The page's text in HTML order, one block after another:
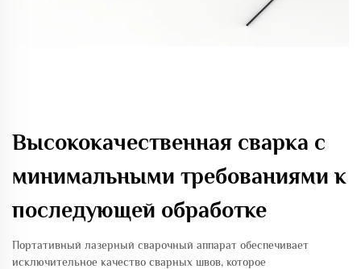
Высококачественная сварка с
минимальными требованиями к
последующей обработке
Портативный лазерный сварочный аппарат обеспечивает
исключительное качество сварных швов, которое